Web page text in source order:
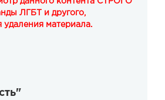
ЛГБТ и другого,
удаления материала.